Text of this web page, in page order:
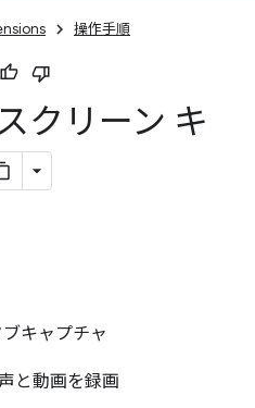
操作手順
クリーン キ
キャプチャ
と動画を録画